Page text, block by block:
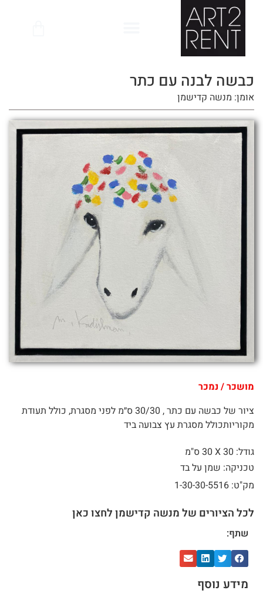
כבשה לבנה עם כתר
אומן: מנשה קדישמן
מושכר / נמכר
ציור של כבשה עם כתר , 30/30 ס״מ לפני מסגרת, כולל תעודת
מקוריותכולל מסגרת עץ צבועה ביד
גודל: 30 X
30 ס"מ
טכניקה: שמן על בד
מק"ט: 1-30-30-5516
לכל הציורים של מנשה קדישמן לחצו כאן
שתף:
מידע נוסף